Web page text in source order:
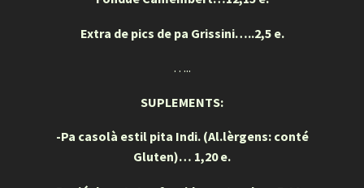
Extra de pics de pa Grissini…..2,5 e.
…..
SUPLEMENTS:
-Pa casolà estil pita Indi. (Al.lèrgens: conté
Gluten)… 1,20 e.